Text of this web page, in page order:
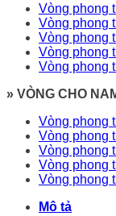
Vòng phong
Vòng phong
Vòng phong
Vòng phong
Vòng phong
» VÒNG CHO
Vòng phong
Vòng phong
Vòng phong
Vòng phong
Vòng phong
Mô tả